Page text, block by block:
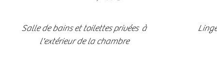
Salle de bains et toilettes privées à
l'extérieur de la chambre